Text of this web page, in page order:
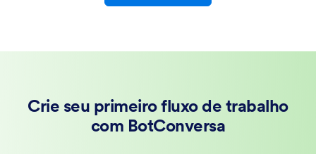
Crie seu primeiro fluxo de trabalho
com BotConversa